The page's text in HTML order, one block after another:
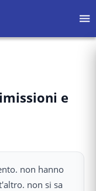
e
non hanno
non si sa